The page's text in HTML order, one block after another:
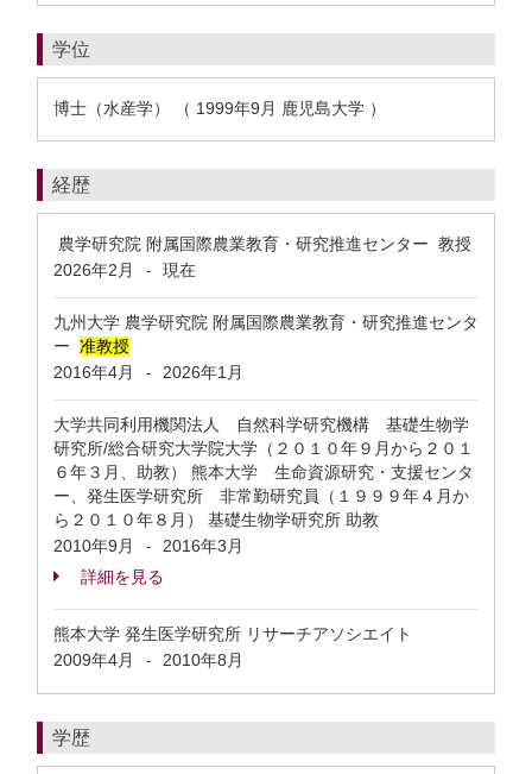
学位
博士（水産学） （ 1999年9月 鹿児島大学 ）
経歴
農学研究院 附属国際農業教育・研究推進センター 教授
2026年2月
- 現在
九州大学 農学研究院 附属国際農業教育・研究推進センタ
ー 准教授
2016年4月
- 2026年1月
大学共同利用機関法人 自然科学研究機構 基礎生物学
研究所/総合研究大学院大学（２０１０年９月から２０１
６年３月、助教） 熊本大学 生命資源研究・支援センタ
ー、発生医学研究所 非常勤研究員（１９９９年４月か
ら２０１０年８月） 基礎生物学研究所 助教
2010年9月
-
2016年3月
詳細を見る
熊本大学 発生医学研究所 リサーチアソシエイト
2009年4月
- 2010年8月
学歴